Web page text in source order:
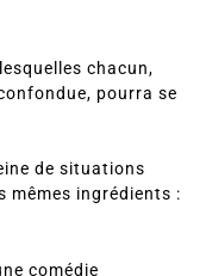
chacun,
pourra se
de situations
mêmes ingrédients :
comédie